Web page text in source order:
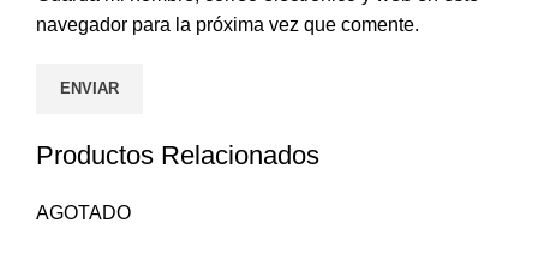
navegador para la próxima vez que comente.
Productos Relacionados
AGOTADO